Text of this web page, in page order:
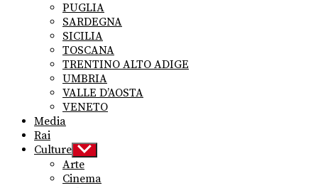
PUGLIA
SARDEGNA
SICILIA
TOSCANA
TRENTINO ALTO ADIGE
UMBRIA
VALLE D’AOSTA
VENETO
Media
Rai
Culture Show
sub
menu
Arte
Cinema